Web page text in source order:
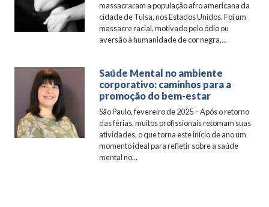
massacraram a população afro americana da
cidade de Tulsa, nos Estados Unidos. Foi um
massacre racial, motivado pelo ódio ou
aversão à humanidade de cor negra,...
Saúde Mental no ambiente
corporativo: caminhos para a
promoção do bem-estar
São Paulo, fevereiro de 2025 – Após o retorno
das férias, muitos profissionais retomam suas
atividades, o que torna este início de ano um
momento ideal para refletir sobre a saúde
mental no...